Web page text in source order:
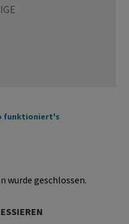
funktioniert's
wurde geschlossen.